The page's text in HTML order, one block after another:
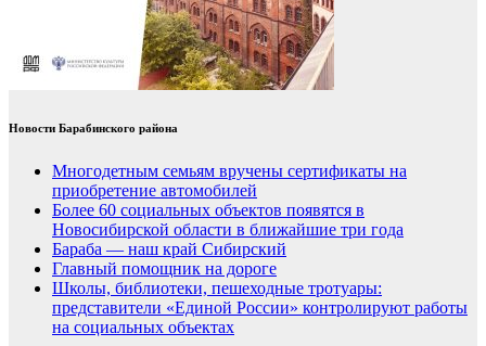
Новости Барабинского района
Многодетным семьям вручены сертификаты на
приобретение автомобилей
Более 60 социальных объектов появятся в
Новосибирской области в ближайшие три года
Бараба — наш край Сибирский
Главный помощник на дороге
Школы, библиотеки, пешеходные тротуары:
представители «Единой России» контролируют работы
на социальных объектах